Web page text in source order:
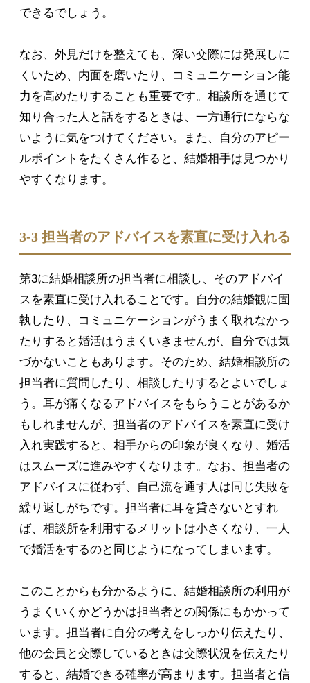
できるでしょう。
なお、外見だけを整えても、深い交際には発展しに
くいため、内面を磨いたり、コミュニケーション能
力を高めたりすることも重要です。相談所を通じて
知り合った人と話をするときは、一方通行にならな
いように気をつけてください。また、自分のアピー
ルポイントをたくさん作ると、結婚相手は見つかり
やすくなります。
3-3 担当者のアドバイスを素直に受け入れる
第3に結婚相談所の担当者に相談し、そのアドバイ
スを素直に受け入れることです。自分の結婚観に固
執したり、コミュニケーションがうまく取れなかっ
たりすると婚活はうまくいきませんが、自分では気
づかないこともあります。そのため、結婚相談所の
担当者に質問したり、相談したりするとよいでしょ
う。耳が痛くなるアドバイスをもらうことがあるか
もしれませんが、担当者のアドバイスを素直に受け
入れ実践すると、相手からの印象が良くなり、婚活
はスムーズに進みやすくなります。なお、担当者の
アドバイスに従わず、自己流を通す人は同じ失敗を
繰り返しがちです。担当者に耳を貸さないとすれ
ば、相談所を利用するメリットは小さくなり、一人
で婚活をするのと同じようになってしまいます。
このことからも分かるように、結婚相談所の利用が
うまくいくかどうかは担当者との関係にもかかって
います。担当者に自分の考えをしっかり伝えたり、
他の会員と交際しているときは交際状況を伝えたり
すると、結婚できる確率が高まります。担当者と信